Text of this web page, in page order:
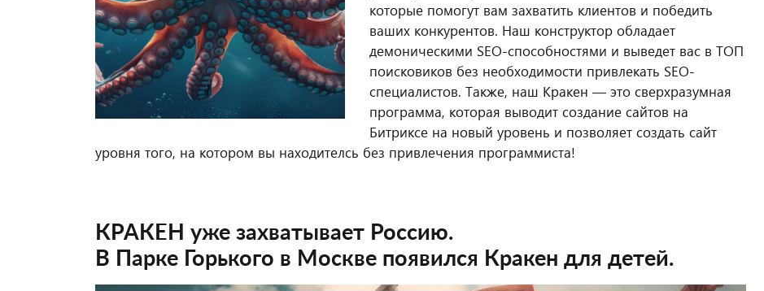
которые помогут вам захватить клиентов и победить
ваших конкурентов. Наш конструктор обладает
демоническими SEO-способностями и выведет вас в ТОП
поисковиков без необходимости привлекать SEO-
специалистов. Также, наш Кракен — это сверхразумная
программа, которая выводит создание сайтов на
Битриксе на новый уровень и позволяет создать сайт
уровня того, на котором вы находителсь без привлечения программиста!
КРАКЕН уже захватывает Россию.
В Парке Горького в Москве появился Кракен для детей.
Оставить отзыв
Огненная распродажа
всех моделей iPhone X
Купить со скидкой 30%